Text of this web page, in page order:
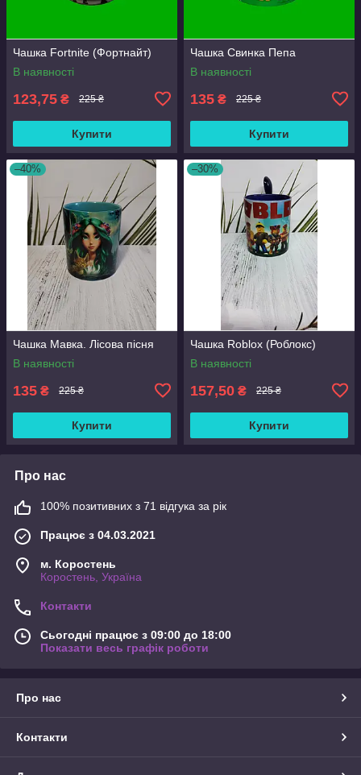
Чашка Fortnite (Фортнайт)
В наявності
123,75 ₴ 225 ₴
Купити
Чашка Свинка Пепа
В наявності
135 ₴ 225 ₴
Купити
–40%
Чашка Мавка. Лісова пісня
В наявності
135 ₴ 225 ₴
Купити
–30%
Чашка Roblox (Роблокс)
В наявності
157,50 ₴ 225 ₴
Купити
Про нас
100% позитивних з 71 відгука за рік
Працює з 04.03.2021
м. Коростень
Коростень, Україна
Контакти
Сьогодні працює з 09:00 до 18:00
Показати весь графік роботи
Про нас
Контакти